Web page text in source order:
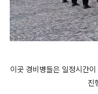
이곳 경비병들은 일정시간
진